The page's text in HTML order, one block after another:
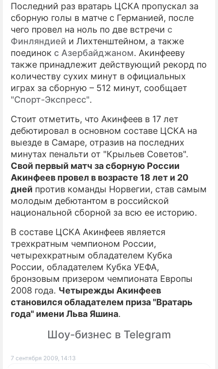
Последний раз вратарь ЦСКА пропускал за
сборную голы в матче с Германией, после
чего провел на ноль по две встречи с
Финляндией и Лихтенштейном, а также
поединок с Азербайджаном. Акинфееву
также принадлежит действующий рекорд по
количеству сухих минут в официальных
играх за сборную – 512 минут, сообщает
"Спорт-Экспресс".
Стоит отметить, что Акинфеев в 17 лет
дебютировал в основном составе ЦСКА на
выезде в Самаре, отразив на последних
минутах пенальти от "Крыльев Советов".
Свой первый матч за сборную России
Акинфеев провел в возрасте 18 лет и 20
дней против команды Норвегии, став самым
молодым дебютантом в российской
национальной сборной за всю ее историю.
В составе ЦСКА Акинфеев является
трехкратным чемпионом России,
четырехкратным обладателем Кубка
России, обладателем Кубка УЕФА,
бронзовым призером чемпионата Европы
2008 года. Четырежды Акинфеев
становился обладателем приза "Вратарь
года" имени Льва Яшина.
Шоу-бизнес в Telegram
7 сентября 2009, 14:13